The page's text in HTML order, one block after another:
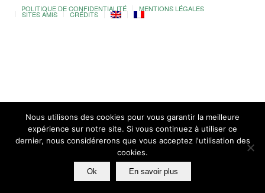
POLITIQUE DE CONFIDENTIALITÉ
MENTIONS LÉGALES
SITES AMIS CRÉDITS
Nous utilisons des cookies pour vous garantir la meilleure
expérience sur notre site. Si vous continuez à utiliser ce
dernier, nous considérerons que vous acceptez l'utilisation des
cookies.
Ok En savoir plus